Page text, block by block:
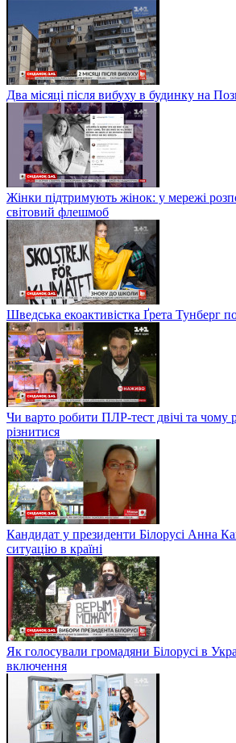
Два місяці після вибуху в будинку на
Жінки підтримують жінок: у мережі
світовий флешмоб
Шведська екоактивістка Ґрета Тунберг
Чи варто робити ПЛР-тест двічі та чому
різнитися
Кандидат у президенти Білорусі Анна
ситуацію в країні
Як голосували громадяни Білорусі в
включення